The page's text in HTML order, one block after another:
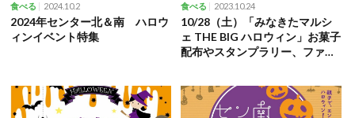
食べる 2024.10.2
2024年センター北＆南 ハロウ
ィンイベント特集
食べる 2023.10.24
10/28（土）「みなきたマルシ
ェ THE BIG ハロウィン」お菓子
配布やスタンプラリー、ファイ